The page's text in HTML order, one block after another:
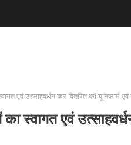
एवं उत्साहवर्धन कर वितरित की यूनिफार्म एवं
स्वागत एवं